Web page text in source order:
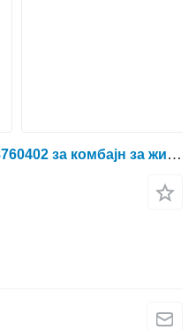
Хидрауличен цилиндар 28760402 за комбајн за жито Dronningborg D4500